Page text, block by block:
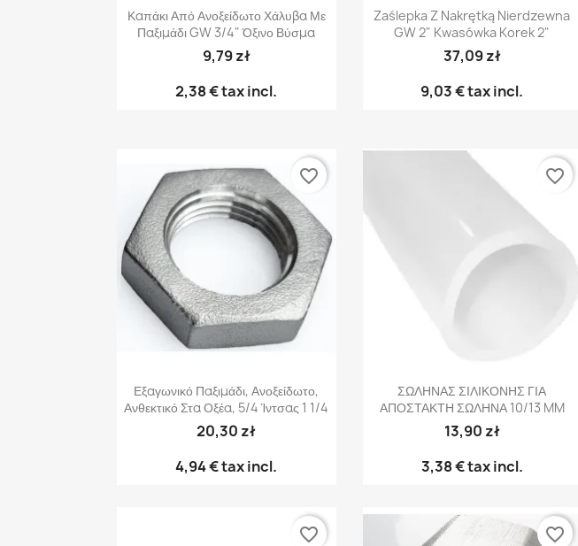
Γρήγορη προβολή
Καπάκι Από Ανοξείδωτο Χάλυβα Με
Παξιμάδι GW 3/4" Όξινο Βύσμα
9,79 zł
2,38 €tax incl.
Γρήγορη προβολή
Zaślepka Z Nakrętką Nierdzewna
GW 2" Kwasówka Korek 2"
37,09 zł
9,03 €tax incl.
Γρήγορη προβολή
Εξαγωνικό Παξιμάδι, Ανοξείδωτο,
Ανθεκτικό Στα Οξέα, 5/4 Ίντσας 1 1/4
20,30 zł
4,94 €tax incl.
favorite_border
Γρήγορη προβολή
ΣΩΛΗΝΑΣ ΣΙΛΙΚΟΝΗΣ ΓΙΑ
ΑΠΟΣΤΑΚΤΗ ΣΩΛΗΝΑ 10/13 MM
13,90 zł
3,38 €tax incl.
favorite_border
favorite_border favorite_border